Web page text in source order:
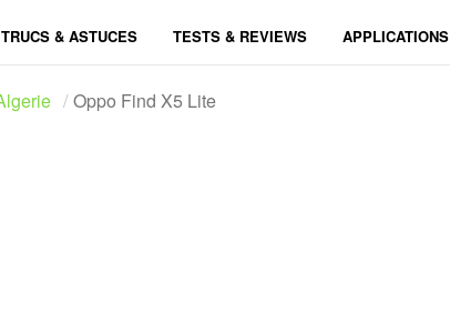
TRUCS & ASTUCES TESTS & REVIEWS APPLICATIONS
Oppo Find X5 Lite